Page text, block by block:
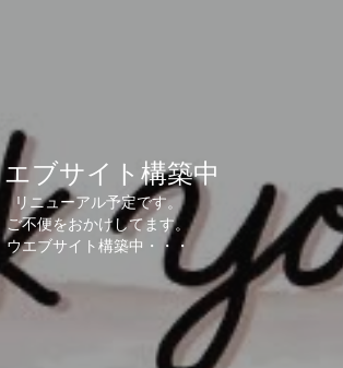
ブサイト構築中
リニューアル予定です。
ご不便をおかけしてます。
ウエブサイト構築中・・・